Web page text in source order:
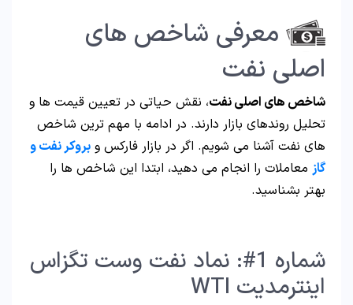
معرفی شاخص های
اصلی نفت
شاخص های اصلی نفت، نقش حیاتی در تعیین قیمت ها و
تحلیل روندهای بازار دارند. در ادامه با مهم ترین شاخص
های نفت آشنا می شویم. اگر در بازار فارکس و بروکر نفت و
گاز معاملات را انجام می دهید، ابتدا این شاخص ها را
بهتر بشناسید.
شماره 1#: نماد نفت وست تگزاس
اینترمدیت WTI